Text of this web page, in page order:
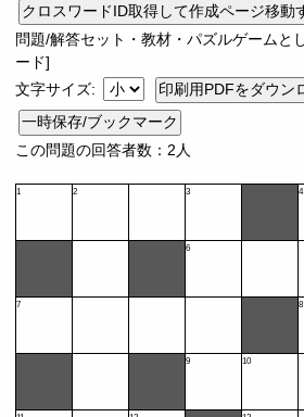
問題/解答セット・教材・パズルゲームと
ード]
文字サイズ:
一時保存/ブックマーク
この問題の回答者数：2人
1 2 3 4
6
7 8
9 10